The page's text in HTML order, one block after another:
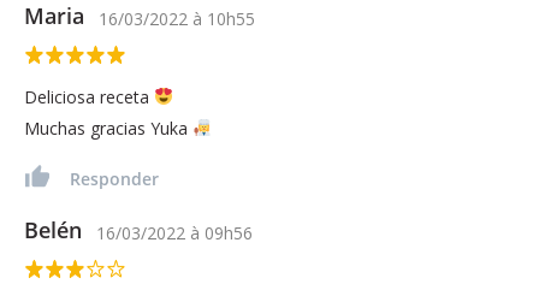
Maria 16/03/2022 à 10h55
Deliciosa receta
Muchas gracias Yuka
Responder
Belén 16/03/2022 à 09h56